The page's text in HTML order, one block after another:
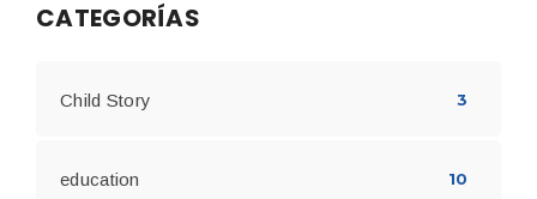
CATEGORÍAS
Child Story 3
education 10